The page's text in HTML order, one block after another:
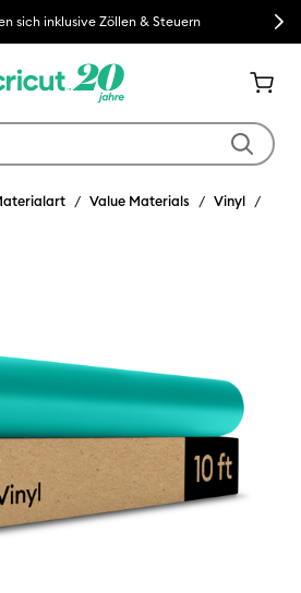
sich inklusive Zöllen & Steuern Next
Value Materials Vinyl